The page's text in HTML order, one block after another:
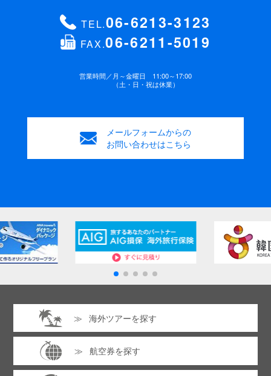
TEL.06-6213-3123
FAX.06-6211-5019
営業時間／月～金曜日 11:00～17:00
（土・日・祝は休業）
メールフォームからの
お問い合わせはこちら
海外ツアーを探す
航空券を探す